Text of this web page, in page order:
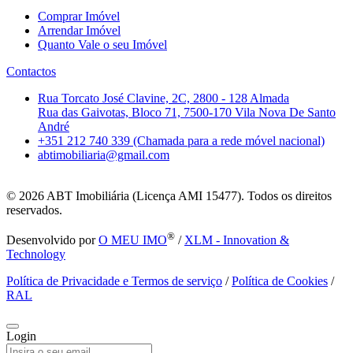
Comprar Imóvel
Arrendar Imóvel
Quanto Vale o seu Imóvel
Contactos
Rua Torcato José Clavine, 2C, 2800 - 128 Almada
Rua das Gaivotas, Bloco 71, 7500-170 Vila Nova De Santo
André
+351 212 740 339 (Chamada para a rede móvel nacional)
abtimobiliaria@gmail.com
© 2026 ABT Imobiliária (Licença AMI 15477). Todos os direitos
reservados.
Desenvolvido porO MEU IMO® / XLM - Innovation &
Technology
Política de Privacidade e Termos de serviço /Política de Cookies /
RAL
Login